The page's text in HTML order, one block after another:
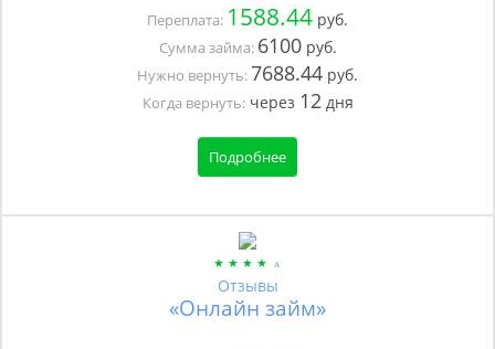
Переплата: 1588.44 руб.
Сумма займа: 6100руб.
Нужно вернуть:7688.44 руб.
Когда вернуть:через 12дня
Подробнее
Отзывы
«Онлайн займ»